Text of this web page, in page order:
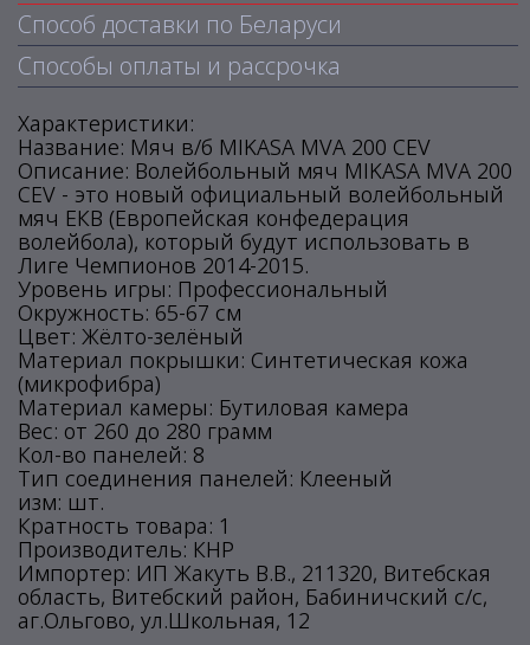
Способ доставки по Беларуси
Способы оплаты и рассрочка
Характеристики:
Название: Мяч в/б MIKASA MVA 200 CEV
Описание: Волейбольный мяч MIKASA MVA 200
CEV - это новый официальный волейбольный
мяч ЕКВ (Европейская конфедерация
волейбола), который будут использовать в
Лиге Чемпионов 2014-2015.
Уровень игры: Профессиональный
Окружность: 65-67 см
Цвет: Жёлто-зелёный
Материал покрышки: Синтетическая кожа
(микрофибра)
Материал камеры: Бутиловая камера
Вес: от 260 до 280 грамм
Кол-во панелей: 8
Тип соединения панелей: Клееный
изм: шт.
Кратность товара: 1
Производитель: КНР
Импортер: ИП Жакуть В.В., 211320, Витебская
область, Витебский район, Бабиничский с/с,
аг.Ольгово, ул.Школьная, 12